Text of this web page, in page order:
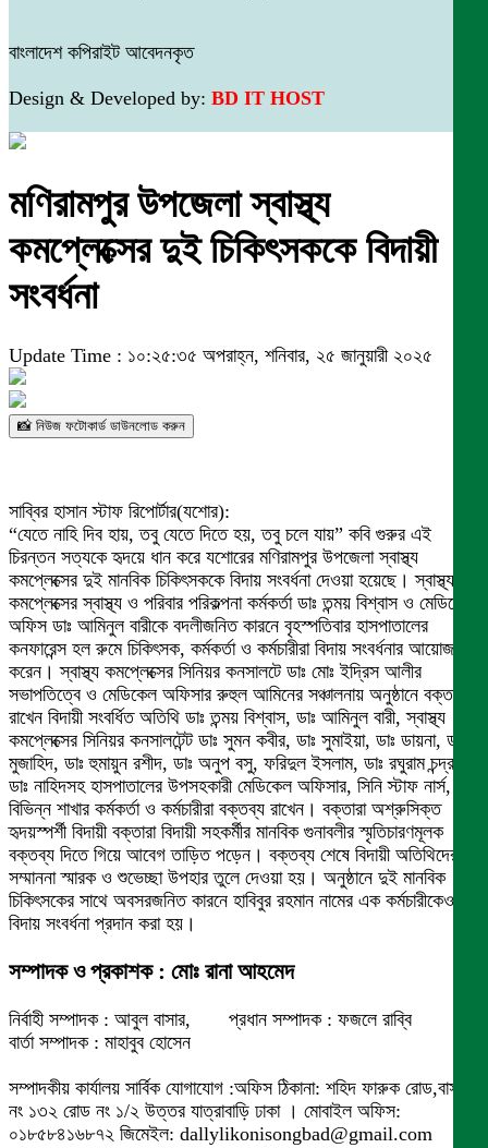
বাংলাদেশ কপিরাইট আবেদনকৃত
Design & Developed by: BD IT HOST
মণিরামপুর উপজেলা স্বাস্থ্য
কমপ্লেক্সের দুই চিকিৎসককে বিদায়ী
সংবর্ধনা
Update Time : ১০:২৫:৩৫ অপরাহ্ন, শনিবার, ২৫ জানুয়ারী ২০২৫
📸 নিউজ ফটোকার্ড ডাউনলোড করুন
সাব্বির হাসান স্টাফ রিপোর্টার(যশোর):
“যেতে নাহি দিব হায়, তবু যেতে দিতে হয়, তবু চলে যায়” কবি গুরুর এই
চিরন্তন সত্যকে হৃদয়ে ধান করে যশোরের মণিরামপুর উপজেলা স্বাস্থ্য
কমপ্লেক্সের দুই মানবিক চিকিৎসককে বিদায় সংবর্ধনা দেওয়া হয়েছে। স্বাস্থ্য
কমপ্লেক্সের স্বাস্থ্য ও পরিবার পরিকল্পনা কর্মকর্তা ডাঃ তন্ময় বিশ্বাস ও মেডিকেল
অফিস ডাঃ আমিনুল বারীকে বদলীজনিত কারনে বৃহস্পতিবার হাসপাতালের
কনফারেন্স হল রুমে চিকিৎসক, কর্মকর্তা ও কর্মচারীরা বিদায় সংবর্ধনার আয়োজন
করেন। স্বাস্থ্য কমপ্লেক্সের সিনিয়র কনসালটে ডাঃ মোঃ ইদ্রিস আলীর
সভাপতিত্বে ও মেডিকেল অফিসার রুহুল আমিনের সঞ্চালনায় অনুষ্ঠানে বক্তব্য
রাখেন বিদায়ী সংবর্ধিত অতিথি ডাঃ তন্ময় বিশ্বাস, ডাঃ আমিনুল বারী, স্বাস্থ্য
কমপ্লেক্সের সিনিয়র কনসালটেন্ট ডাঃ সুমন কবীর, ডাঃ সুমাইয়া, ডাঃ ডায়না, ডাঃ
মুজাহিদ, ডাঃ হুমায়ুন রশীদ, ডাঃ অনুপ বসু, ফরিদুল ইসলাম, ডাঃ রঘুরাম চন্দ্র,
ডাঃ নাহিদসহ হাসপাতালের উপসহকারী মেডিকেল অফিসার, সিনি স্টাফ নার্স,
বিভিন্ন শাখার কর্মকর্তা ও কর্মচারীরা বক্তব্য রাখেন। বক্তারা অশ্রুসিক্ত
হৃদয়স্পর্শী বিদায়ী বক্তারা বিদায়ী সহকর্মীর মানবিক গুনাবলীর স্মৃতিচারণমূলক
বক্তব্য দিতে গিয়ে আবেগ তাড়িত পড়েন। বক্তব্য শেষে বিদায়ী অতিথিদের
সম্মাননা স্মারক ও শুভেচ্ছা উপহার তুলে দেওয়া হয়। অনুষ্ঠানে দুই মানবিক
চিকিৎসকের সাথে অবসরজনিত কারনে হাবিবুর রহমান নামের এক কর্মচারীকেও
বিদায় সংবর্ধনা প্রদান করা হয়।
সম্পাদক ও প্রকাশক : মোঃ রানা আহমেদ
নির্বাহী সম্পাদক : আবুল বাসার, প্রধান সম্পাদক : ফজলে রাব্বি
বার্তা সম্পাদক : মাহাবুব হোসেন
সম্পাদকীয় কার্যালয় সার্বিক যোগাযোগ :অফিস ঠিকানা: শহিদ ফারুক রোড,বাসা
নং ১৩২ রোড নং ১/২ উত্তর যাত্রাবাড়ি ঢাকা । মোবাইল অফিস:
০১৮৫৮৪১৬৮৭২ জিমেইল: dallylikonisongbad@gmail.com